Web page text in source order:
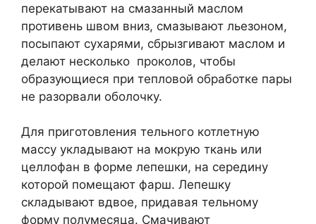
перекатывают на смазанный маслом
противень швом вниз, смазывают льезоном,
посыпают сухарями, сбрызгивают маслом и
делают несколько проколов, чтобы
образующиеся при тепловой обработке пары
не разорвали оболочку.
Для приготовления тельного котлетную
массу укладывают на мокрую ткань или
целлофан в форме лепешки, на середину
которой помещают фарш. Лепешку
складывают вдвое, придавая тельному
форму полумесяца. Смачивают